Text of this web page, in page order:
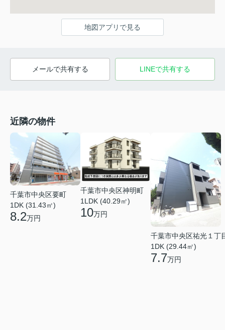
地図アプリで見る
メールで共有する LINEで共有する
近隣の物件
千葉市中央区要町
1DK (31.43㎡)
8.2万円
千葉市中央区神明町
1LDK (40.29㎡)
10万円
千葉市中央区祐光１丁
1DK (29.44㎡)
7.7万円